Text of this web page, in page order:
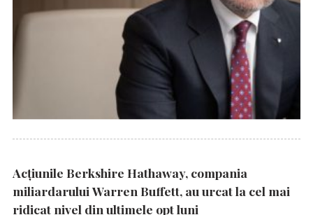
Acțiunile Berkshire Hathaway, compania
miliardarului Warren Buffett, au urcat la cel mai
ridicat nivel din ultimele opt luni